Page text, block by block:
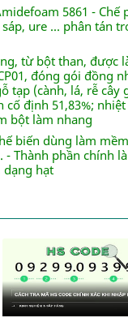
5861 -
ure ... phân tán
từ bột than, được
đóng gói đồng
tạp (cành, lá, rễ cây
cố định 51,83%;
bột làm nhang
biến dùng làm
- Thành phần chính
dạng hạt